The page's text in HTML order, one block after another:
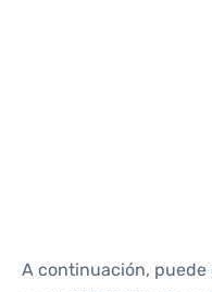
A continuación,